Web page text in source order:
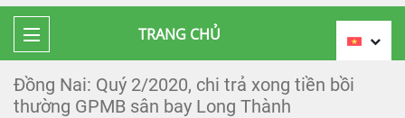
TRANG CHỦ
Đồng Nai: Quý 2/2020, chi trả xong tiền bồi
thường GPMB sân bay Long Thành